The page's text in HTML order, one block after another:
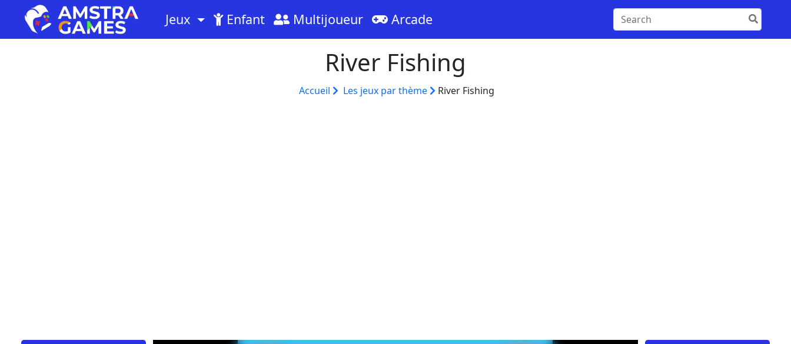
Jeux Enfant Multijoueur Arcade
River Fishing
Accueil Les jeux par thème River Fishing